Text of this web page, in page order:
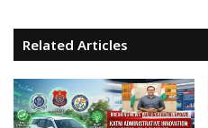
Related Articles